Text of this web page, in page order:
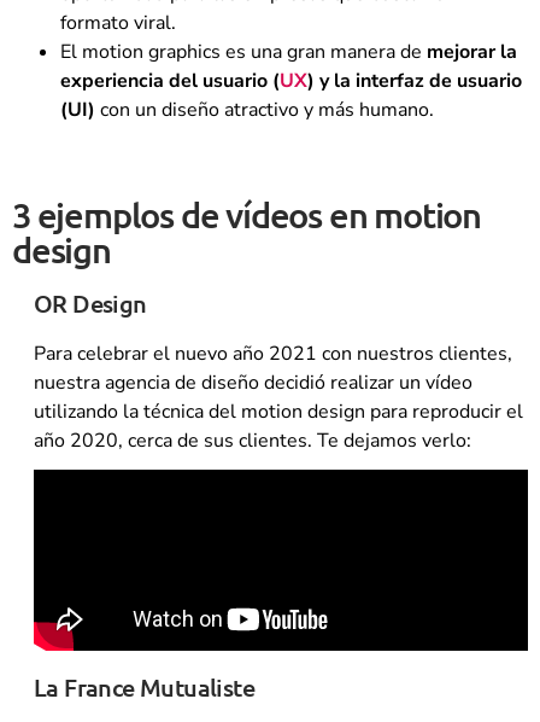
formato viral.
El motion graphics es una gran manera de mejorar la
experiencia del usuario (UX) y la interfaz de usuario
(UI) con un diseño atractivo y más humano.
3 ejemplos de vídeos en motion
design
OR Design
Para celebrar el nuevo año 2021 con nuestros clientes,
nuestra agencia de diseño decidió realizar un vídeo
utilizando la técnica del motion design para reproducir el
año 2020, cerca de sus clientes. Te dejamos verlo:
La France Mutualiste